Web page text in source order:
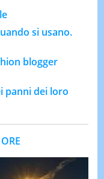
si usano.
blogger
panni dei loro